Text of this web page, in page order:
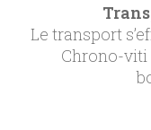
Le transport
Chrono-viti